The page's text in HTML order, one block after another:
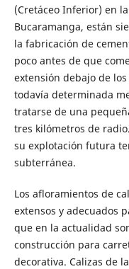
(Cretáceo Inferior) en
Bucaramanga, están
la fabricación de
poco antes de que
extensión debajo de
todavía determinada
tratarse de una
tres kilómetros de
su explotación futura
subterránea.
Los afloramientos de
extensos y adecuados
que en la actualidad
construcción para
decorativa. Calizas de